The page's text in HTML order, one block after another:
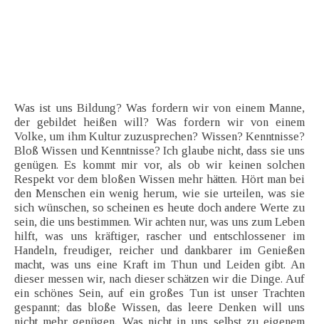
Was ist uns Bildung? Was fordern wir von einem Manne,
der gebildet heißen will? Was fordern wir von einem
Volke, um ihm Kultur zuzusprechen? Wissen? Kenntnisse?
Bloß Wissen und Kenntnisse? Ich glaube nicht, dass sie uns
genügen. Es kommt mir vor, als ob wir keinen solchen
Respekt vor dem bloßen Wissen mehr hätten. Hört man bei
den Menschen ein wenig herum, wie sie urteilen, was sie
sich wünschen, so scheinen es heute doch andere Werte zu
sein, die uns bestimmen. Wir achten nur, was uns zum Leben
hilft, was uns kräftiger, rascher und entschlossener im
Handeln, freudiger, reicher und dankbarer im Genießen
macht, was uns eine Kraft im Thun und Leiden gibt. An
dieser messen wir, nach dieser schätzen wir die Dinge. Auf
ein schönes Sein, auf ein großes Tun ist unser Trachten
gespannt; das bloße Wissen, das leere Denken will uns